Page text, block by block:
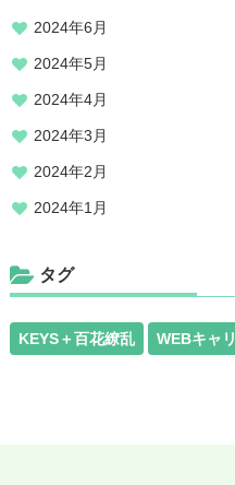
2024年6月
2024年5月
2024年4月
2024年3月
2024年2月
2024年1月
タグ
KEYS＋百花繚乱 WEBキャリ